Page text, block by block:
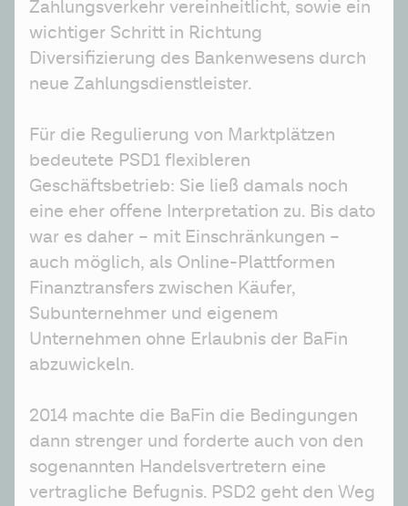
Zahlungsverkehr vereinheitlicht, sowie ein
wichtiger Schritt in Richtung
Diversifizierung des Bankenwesens durch
neue Zahlungsdienstleister.
Für die Regulierung von Marktplätzen
bedeutete PSD1 flexibleren
Geschäftsbetrieb: Sie ließ damals noch
eine eher offene Interpretation zu. Bis dato
war es daher – mit Einschränkungen –
auch möglich, als Online-Plattformen
Finanztransfers zwischen Käufer,
Subunternehmer und eigenem
Unternehmen ohne Erlaubnis der BaFin
abzuwickeln.
2014 machte die BaFin die Bedingungen
dann strenger und forderte auch von den
sogenannten Handelsvertretern eine
vertragliche Befugnis. PSD2 geht den Weg